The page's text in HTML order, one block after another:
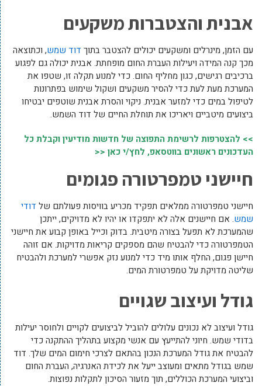
אבנית והצטברות משקעים
עם הזמן, מינרלים ומשקעים יכולים להצטבר בתוך דוד שמש, וכתוצאה
מכך קנה המידה ויעילות העברת החום מופחתת. אבנית יכולה גם לפגוע
ברכיבים רגישים, כגון מחליף החום. כדי למנוע תקלה זו, שטפו את
המערכת מעת לעת כדי להסיר משקעים ושקול שימוש בפתרונות
לטיפול במים כדי למזער אבנית. ניקוי והסרת אבנית שוטפים יבטיחו
ביצועים מיטביים ויאריכו את תוחלת החיים של דוד השמש.
>> להצטרפות לרשימת התפוצה של חדשות מודיעין וקבלת כל
העדכונים ראשונים בווטסאפ, לחץ/י כאן <<
חיישני טמפרטורה פגומים
חיישני טמפרטורה ממלאים תפקיד מכריע בוויסות פעולתם של דודי
שמש. אם חיישנים אלה לא יתפקדו או יהיו לא מדויקים, ייתכן
שהמערכת לא תפעל בצורה מיטבית. בדוק וכייל באופן קבוע את חיישני
הטמפרטורה כדי להבטיח שהם מספקים קריאות מדויקות. אם זוהה
חיישן פגום, החלף אותו מיד כדי למנוע נזק אפשרי למערכת ולהבטיח
שליטה מדויקת על טמפרטורת המים.
גודל ועיצוב שגויים
גודל ועיצוב לא נכונים עלולים להוביל לביצועים לקויים ולחוסר יעילות
בדודי שמש. חיוני להתייעץ עם אנשי מקצוע בתהליך ההתקנה כדי
להבטיח את גודל המערכת הנכון בהתאם לצרכי חימום המים שלך. דוד
שמש בגודל מתאים ומעוצב ייעל את לכידת האנרגיה, העברת החום
וביצועי המערכת הכוללים, תוך מזעור הסיכון לתקלות נפוצות.